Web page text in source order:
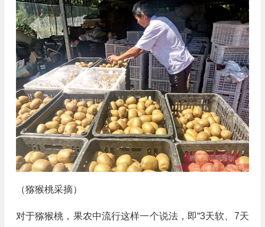
（猕猴桃采摘）
对于猕猴桃，果农中流行这样一个说法，即“3天软、7天